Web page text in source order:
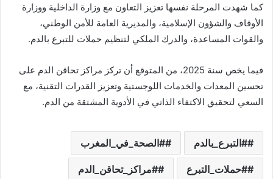
كما شهدت المرحلة نفسها تعزيز التعاون مع وزارة الداخلية ووزارة
الأوقاف والشؤون الإسلامية، والمديرية العامة للأمن الوطني،
والقوات المساعدة، والدرك الملكي لتنظيم حملات للتبرع بالدم.
فيما يخص سنة 2025، من المتوقع أن تركز مراكز تحاقن الدم على
تحسين المعدات والخدمات اللوجستية وتعزيز القدرات التقنية، مع
السعي لتحقيق الاكتفاء الذاتي في الأدوية المشتقة من الدم.
#التبرع_بالدم #الصحة_في_المغرب
#حملات_التبرع #مراكز_تحاقن_الدم